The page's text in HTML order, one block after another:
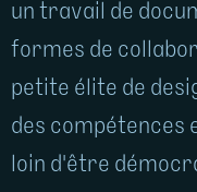
un travail de
formes de
petite élite de
des compétences
loin d'être